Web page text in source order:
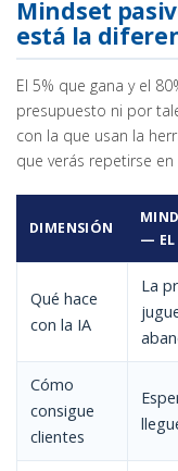
Mindset
está la
El 5% que gana y el
presupuesto ni por
con la que usan la
que verás repetirse
DIMENSIÓN
— EL
Qué hace
con la IA
La
Cómo
consigue
clientes